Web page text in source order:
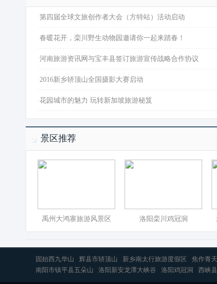
·第四届全球文旅创作者大会（方特站）活动启动
·春暖花开，栾川野生动物园邀请你一起来踏春！
·河南旅游资讯网与宝丰县签订旅游宣传战略合作协议
·2016新乡轿顶山全国摄影大赛启动
·花园城市的魅力 玩转新加坡旅游秘笈
景区推荐
禹州大鸿寨旅游风景区 洛阳栾川鸡冠洞
固始西九华山 辉县市轿顶山 新乡南太行旅游度假区 焦作青
南阳市镇平县五朵山
洛阳新安龙潭大峡谷 洛阳鸡冠洞 西峡